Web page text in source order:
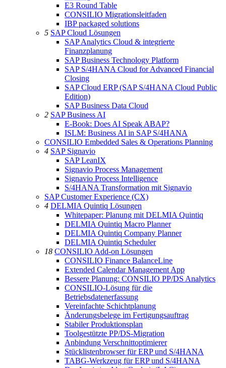
E3 Round Table
CONSILIO Migrationsleitfaden
IBP packaged solutions
5 SAP Cloud Lösungen
SAP Analytics Cloud & integrierte
Finanzplanung
SAP Business Technology Platform
SAP S/4HANA Cloud for Advanced Financial
Closing
SAP Cloud ERP (SAP S/4HANA Cloud Public
Edition)
SAP Business Data Cloud
2 SAP Business AI
E-Book: Does AI Speak ABAP?
ISLM: Business AI in SAP S/4HANA
CONSILIO Embedded Sales & Operations Planning
4 SAP Signavio
SAP LeanIX
Signavio Process Management
Signavio Process Intelligence
S/4HANA Transformation mit Signavio
SAP Customer Experience (CX)
4 DELMIA Quintiq Lösungen
Whitepaper: Planung mit DELMIA Quintiq
DELMIA Quintiq Macro Planner
DELMIA Quintiq Company Planner
DELMIA Quintiq Scheduler
18 CONSILIO Add-on Lösungen
CONSILIO Finance BalanceLine
Extended Calendar Management App
Bessere Planung: CONSILIO PP/DS Analytics
CONSILIO-Lösung für die
Betriebsdatenerfassung
Vereinfachte Schichtplanung
Änderungsbelege im Fertigungsauftrag
Stabiler Produktionsplan
Toolgestützte PP/DS-Migration
Anbindung Verschnittoptimierer
Stücklistenbrowser für ERP und S/4HANA
TABG-Werkzeug für ERP und S/4HANA